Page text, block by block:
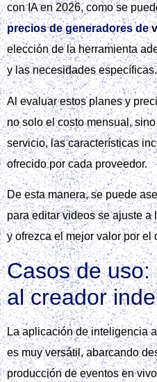
con IA en 2026, como se
precios de generadores de
elección de la herramienta
y las necesidades específicas.
Al evaluar estos planes y
no solo el costo mensual,
servicio, las características
ofrecido por cada proveedor.
De esta manera, se puede
para editar videos se ajuste
y ofrezca el mejor valor por el
Casos de
al creador
La aplicación de inteligencia
es muy versátil, abarcando
producción de eventos en